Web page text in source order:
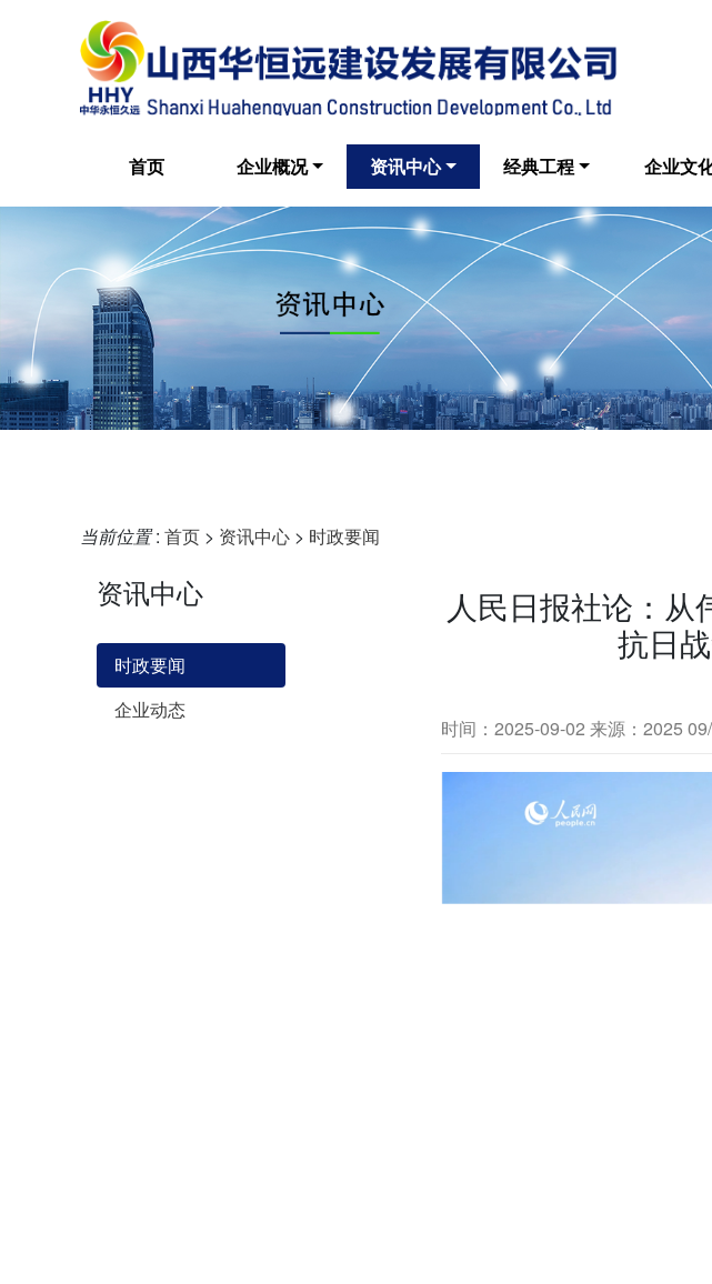
首页 企业概况 资讯中心 经典工程 企业文
当前位置: 首页 > 资讯中心 > 时政要闻
资讯中心
时政要闻
企业动态
人民日报社论：
抗日
时间：2025-09-02 来源：2025